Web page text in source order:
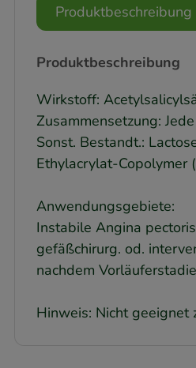
Produktbeschreibung
Produktbeschreibung
Wirkstoff:
Zusammensetzung:
Sonst. Bestandt.:
Ethylacrylat-Copolymer
Anwendungsgebiete:
Instabile Angina
gefäßchirurg. od.
nachdem
Hinweis: Nicht geeignet